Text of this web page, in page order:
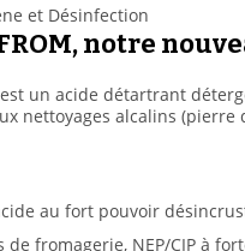
et Désinfection
FROM, notre
est un acide détartrant
nettoyages alcalins
au fort pouvoir
de fromagerie, NEP/CIP à